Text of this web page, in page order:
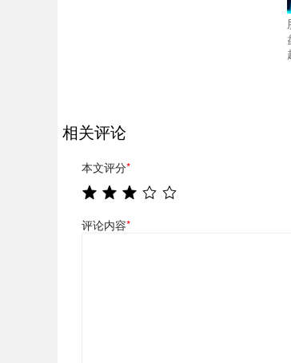
相关评论
本文评分*
评论内容*